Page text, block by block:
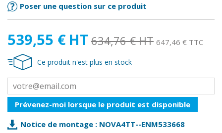
Poser une question sur ce produit
539,55 € HT 634,76 € HT 647,46 € TTC
Ce produit n'est plus en stock
Prévenez-moi lorsque le produit est disponible
Notice de montage : NOVA4TT--ENM533668